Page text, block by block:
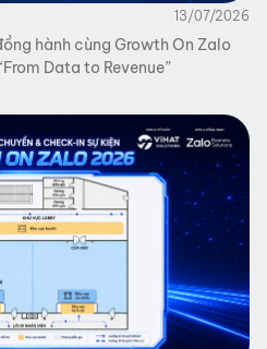
13/07/2026
hành cùng Growth On Zalo
Data to Revenue”